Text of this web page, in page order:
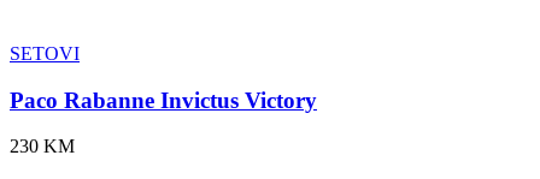
SETOVI
Paco Rabanne Invictus Victory
230 KM